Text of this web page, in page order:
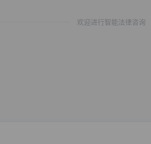
欢迎进行智能法律咨询